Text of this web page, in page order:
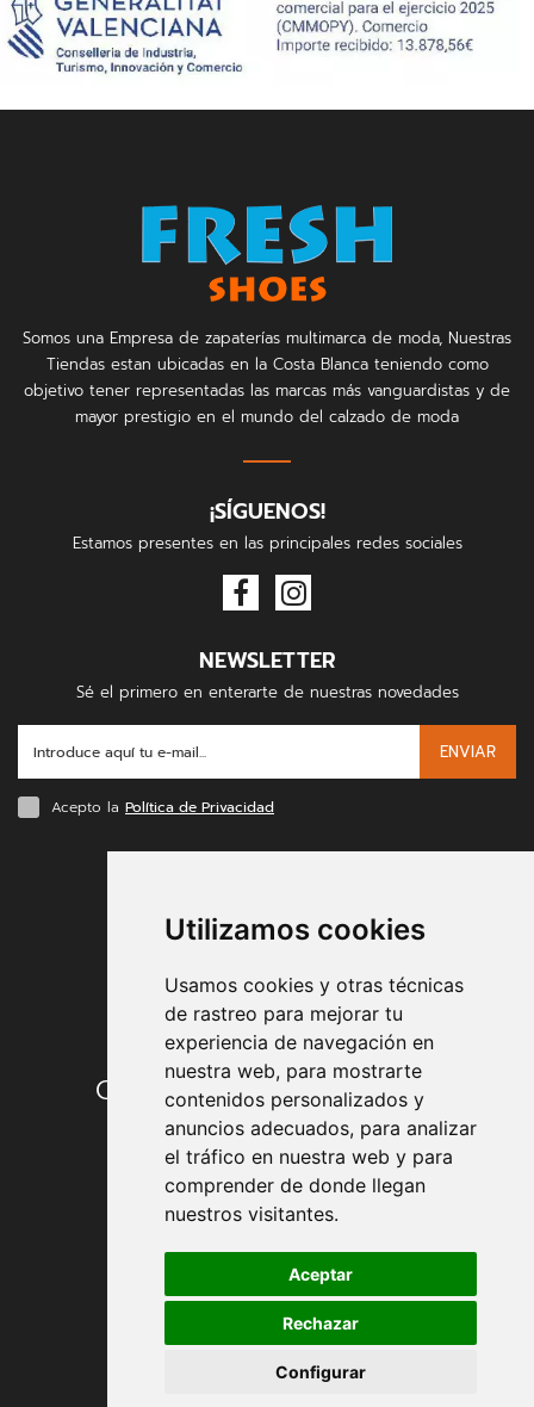
Utilizamos cookies
Usamos cookies y otras técnicas
de rastreo para mejorar tu
experiencia de navegación en
nuestra web, para mostrarte
contenidos personalizados y
anuncios adecuados, para analizar
el tráfico en nuestra web y para
comprender de donde llegan
nuestros visitantes.
Aceptar
Rechazar
Configurar
Somos una Empresa de zapaterías multimarca de moda, Nuestras
Tiendas estan ubicadas en la Costa Blanca teniendo como
objetivo tener representadas las marcas más vanguardistas y de
mayor prestigio en el mundo del calzado de moda
¡SÍGUENOS!
Estamos presentes en las principales redes sociales
NEWSLETTER
Sé el primero en enterarte de nuestras novedades
ENVIAR
Acepto la Política de Privacidad
Condiciones de contratación
Envío y entrega
Devoluciones
Formas de pago
Política de Privacidad